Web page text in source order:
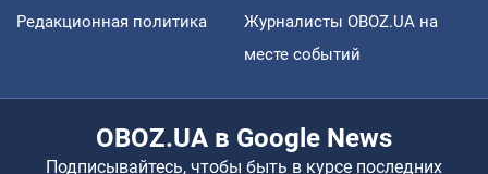
Редакционная политика
Журналисты OBOZ.UA на
месте событий
OBOZ.UA в Google News
Подписывайтесь, чтобы быть в курсе последних